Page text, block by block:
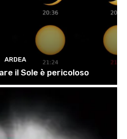
ARDEA
il Sole è pericoloso